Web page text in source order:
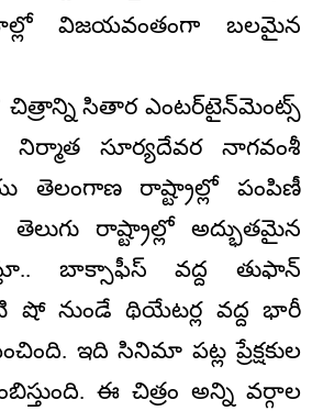
విజయవంతంగా బలమైన
చిత్రాన్ని సితార ఎంటర్‌టైన్‌మెంట్స్
నిర్మాత సూర్యదేవర నాగవంశీ
తెలంగాణ రాష్ట్రాల్లో పంపిణీ
రాష్ట్రాల్లో అద్భుతమైన
బాక్సాఫీస్ వద్ద తుఫాన్
షో నుండే థియేటర్ల వద్ద భారీ
ఇది సినిమా పట్ల ప్రేక్షకుల
ఈ చిత్రం అన్ని వర్గాల